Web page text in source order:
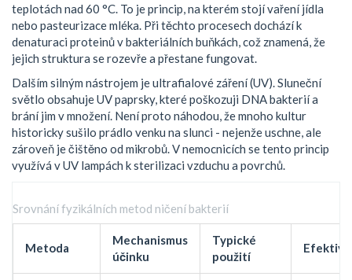
teplotách nad 60 °C. To je princip, na kterém stojí vaření jídla
nebo pasteurizace mléka. Při těchto procesech dochází k
denaturaci proteinů v bakteriálních buňkách, což znamená, že
jejich struktura se rozevře a přestane fungovat.
Dalším silným nástrojem je ultrafialové záření (UV). Sluneční
světlo obsahuje UV paprsky, které poškozuji DNA bakterií a
brání jim v množení. Není proto náhodou, že mnoho kultur
historicky sušilo prádlo venku na slunci - nejenže uschne, ale
zároveň je čištěno od mikrobů. V nemocnicích se tento princip
využívá v UV lampách k sterilizaci vzduchu a povrchů.
Srovnání fyzikálních metod ničení bakterií
Metoda
Mechanismus
účinku
Typické
použití